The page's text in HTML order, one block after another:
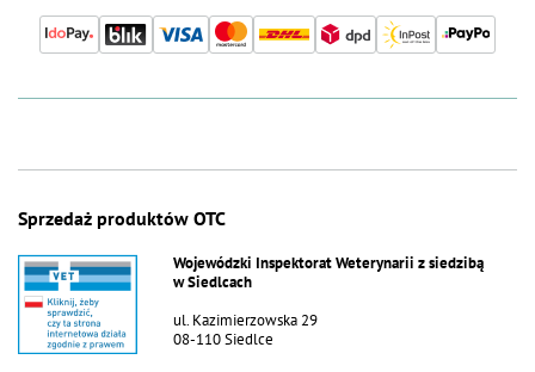
Sprzedaż produktów OTC
Wojewódzki Inspektorat Weterynarii z siedzibą
w Siedlcach
ul. Kazimierzowska 29
08-110 Siedlce